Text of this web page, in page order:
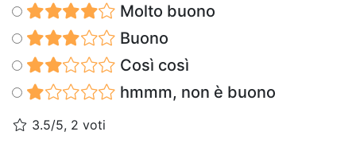
Molto buono
Buono
Così così
hmmm, non è buono
3.5/5, 2 voti